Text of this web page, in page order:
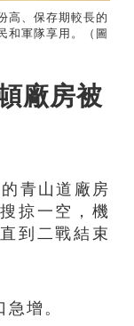
高、保存期較長的
和軍隊享用。（圖
廠房被
青山道廠房
掠一空，機
到二戰結束
增。